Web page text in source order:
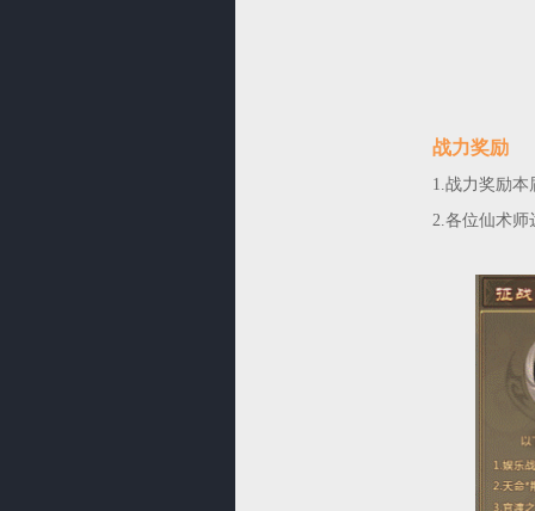
战力奖励
1.战力奖励
2.各位仙术师